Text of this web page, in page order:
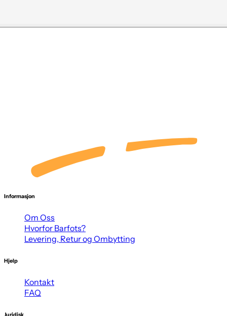
Informasjon
Om Oss
Hvorfor Barfots?
Levering, Retur og Ombytting
Hjelp
Kontakt
FAQ
Juridisk